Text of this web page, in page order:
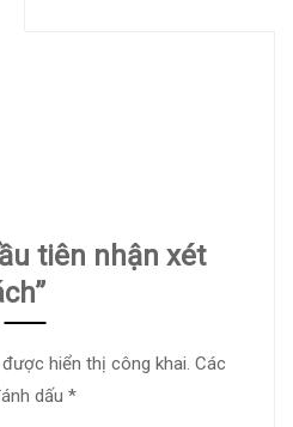
tiên nhận xét
hiển thị công khai. Các
dấu *